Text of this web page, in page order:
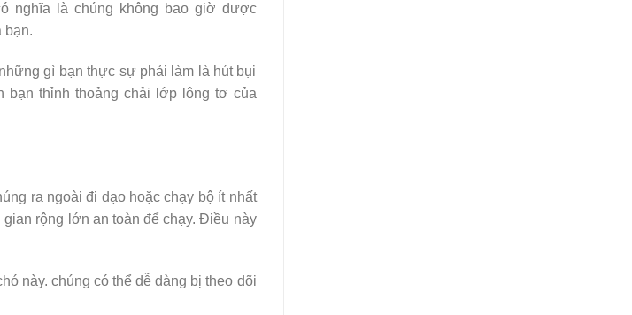
nghĩa là chúng không bao giờ được
bạn.
gì bạn thực sự phải làm là hút bụi
bạn thỉnh thoảng chải lớp lông tơ của
ra ngoài đi dạo hoặc chạy bộ ít nhất
rộng lớn an toàn để chạy. Điều này
này. chúng có thể dễ dàng bị theo dõi